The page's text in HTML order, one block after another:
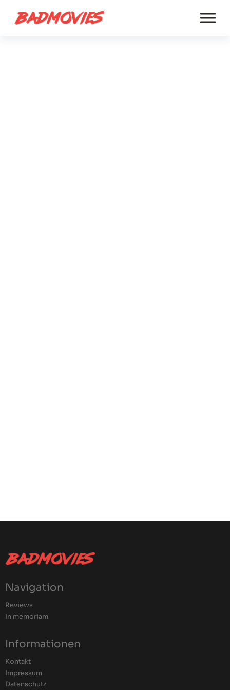
Navigation
Reviews
In memoriam
Informationen
Kontakt
Impressum
Datenschutz